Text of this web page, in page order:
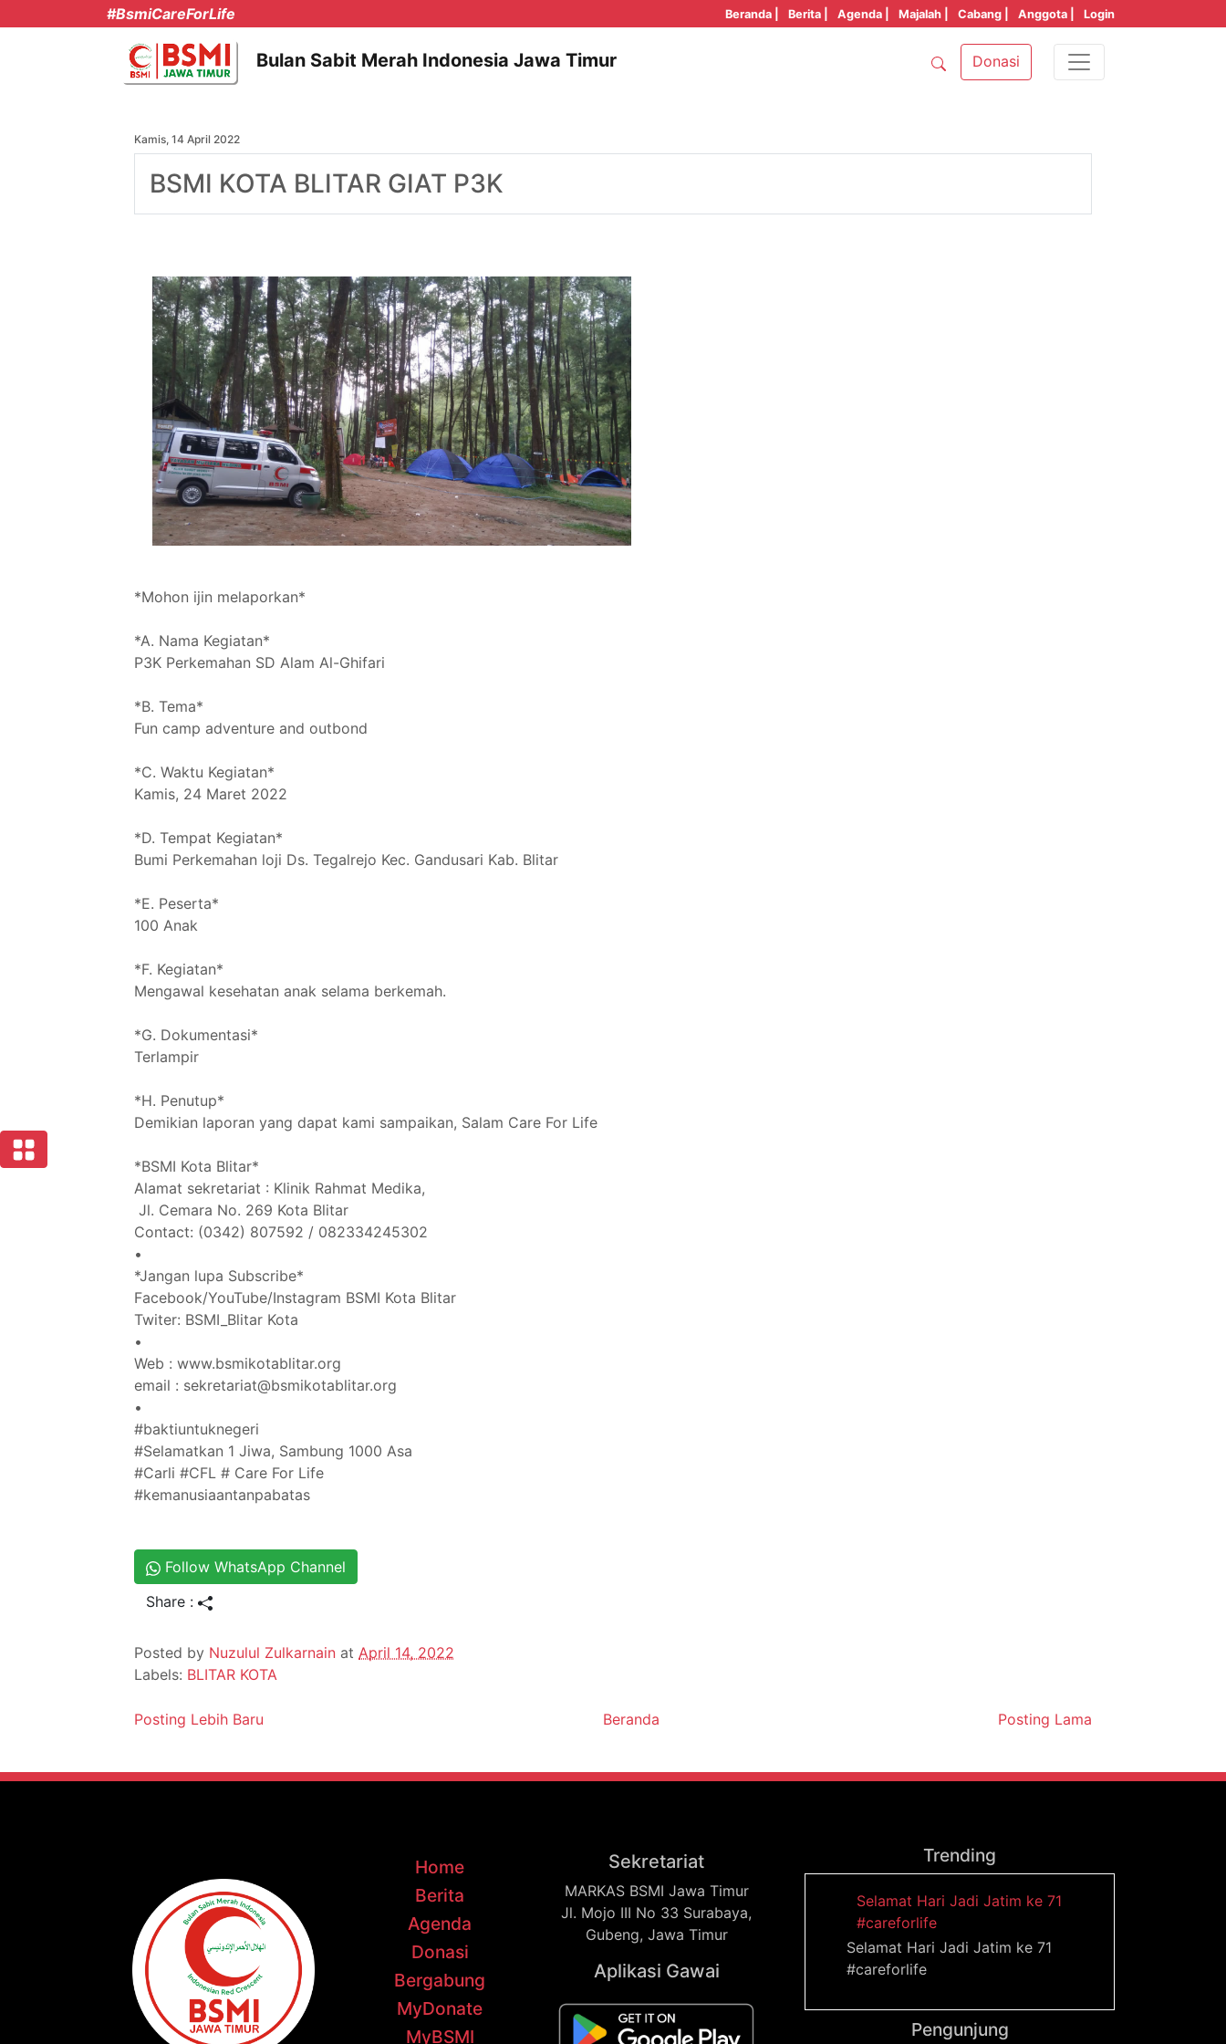
#BsmiCareForLife Beranda | Berita | Agenda | Majalah | Cabang | Anggota | Login
Bulan Sabit Merah Indonesia Jawa Timur Donasi
Kamis, 14 April 2022
BSMI KOTA BLITAR GIAT P3K
*Mohon ijin melaporkan*
*A. Nama Kegiatan*
P3K Perkemahan SD Alam Al-Ghifari
*B. Tema*
Fun camp adventure and outbond
*C. Waktu Kegiatan*
Kamis, 24 Maret 2022
*D. Tempat Kegiatan*
Bumi Perkemahan loji Ds. Tegalrejo Kec. Gandusari Kab. Blitar
*E. Peserta*
100 Anak
*F. Kegiatan*
Mengawal kesehatan anak selama berkemah.
*G. Dokumentasi*
Terlampir
*H. Penutup*
Demikian laporan yang dapat kami sampaikan, Salam Care For Life
*BSMI Kota Blitar*
Alamat sekretariat : Klinik Rahmat Medika,
Jl. Cemara No. 269 Kota Blitar
Contact: (0342) 807592 / 082334245302
•
*Jangan lupa Subscribe*
Facebook/YouTube/Instagram BSMI Kota Blitar
Twiter: BSMI_Blitar Kota
•
Web : www.bsmikotablitar.org
email : sekretariat@bsmikotablitar.org
•
#baktiuntuknegeri
#Selamatkan 1 Jiwa, Sambung 1000 Asa
#Carli #CFL # Care For Life
#kemanusiaantanpabatas
Follow WhatsApp Channel
Share :
Posted by Nuzulul Zulkarnain at April 14, 2022
Labels: BLITAR KOTA
Posting Lebih Baru Posting Lama
Beranda
Home
Berita
Agenda
Donasi
Bergabung
MyDonate
MyBSMI
Sekretariat
MARKAS BSMI Jawa Timur
Jl. Mojo III No 33 Surabaya,
Gubeng, Jawa Timur
Aplikasi Gawai
Trending
Selamat Hari Jadi Jatim ke 71
#careforlife
Selamat Hari Jadi Jatim ke 71
#careforlife
Pengunjung